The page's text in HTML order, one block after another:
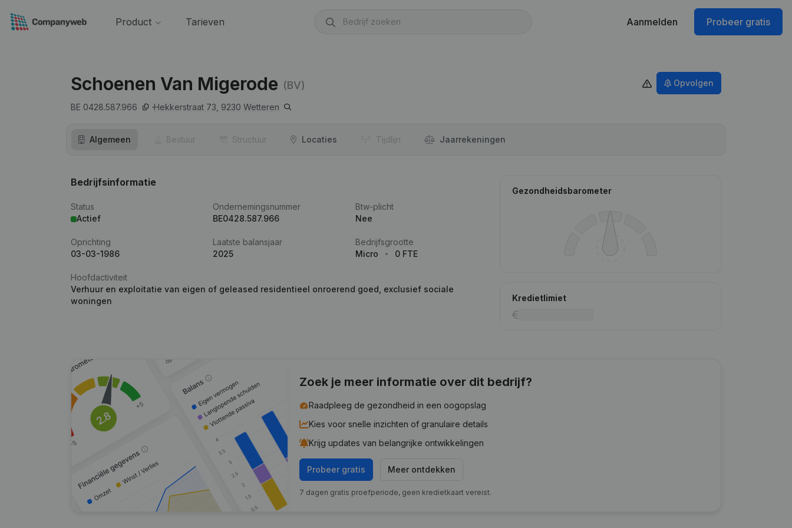
Product Tarieven Aanmelden Probeer gratis
Schoenen Van Migerode (BV)
BE 0428.587.966 Hekkerstraat 73, 9230 Wetteren
Opvolgen
Algemeen Bestuur Structuur Locaties Tijdlijn Jaar­rekeningen
Bedrijfsinformatie
Status
Actief
Ondernemingsnummer
BE0428.587.966
Btw-plicht
Nee
Oprichting
03-03-1986
Laatste balansjaar
2025
Bedrijfsgrootte
Micro
0 FTE
Hoofdactiviteit
Verhuur en exploitatie van eigen of geleased residentieel onroerend goed, exclusief sociale
woningen
Gezondheidsbarometer
Kredietlimiet
Zoek je meer informatie over dit bedrijf?
Raadpleeg de gezondheid in een oogopslag
Kies voor snelle inzichten of granulaire details
Krijg updates van belangrijke ontwikkelingen
Probeer gratis Meer ontdekken
7 dagen gratis proefperiode, geen kredietkaart vereist.